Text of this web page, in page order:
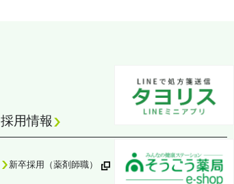
採用情報
新卒採用（薬剤師職）